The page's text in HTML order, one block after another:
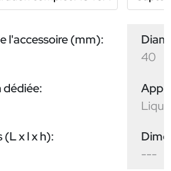
l'accessoire (mm):
(L x l x h):
40
---